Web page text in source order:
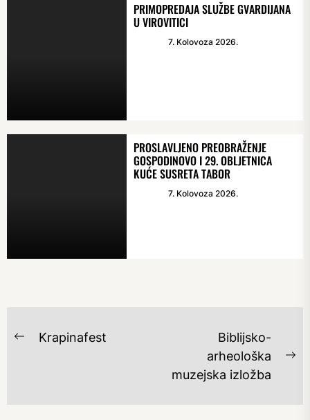
PRIMOPREDAJA SLUŽBE GVARDIJANA
U VIROVITICI
7. Kolovoza 2026.
PROSLAVLJENO PREOBRAŽENJE
GOSPODINOVO I 29. OBLJETNICA
KUĆE SUSRETA TABOR
7. Kolovoza 2026.
NAVIGACIJA
Previous
Krapinafest
Biblijsko-
arheološka
muzejska izložba